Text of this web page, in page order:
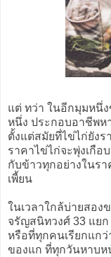
แต่ ทว่า ในอีกมุมหนึ่
หนึ่ง ประกอบอาชีพห
ตั้งแต่สมัยที่ไข่ไก่ยัง
ราคาไข่ไก่จะพุ่งเกือ
กับข้าวทุกอย่างในร
เพี้ยน
ในเวลาใกล้บ่ายสอ
จรัญสนิทวงศ์ 33 แย
หรือที่ทุกคนเรียกแก
ของแก ที่ทุกวันหาบห